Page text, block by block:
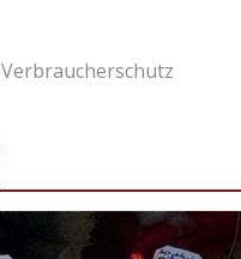
Verbraucherschutz